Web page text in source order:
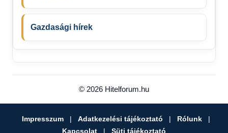
Gazdasági hírek
© 2026 Hitelforum.hu
Impresszum | Adatkezelési tájékoztató | Rólunk
|
Kapcsolat
| Süti tájékoztató